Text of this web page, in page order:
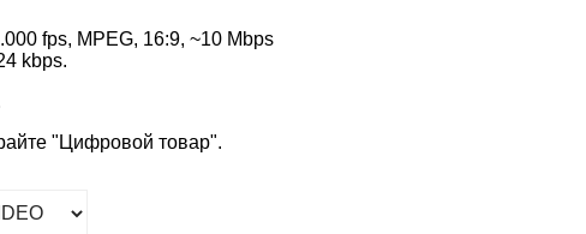
fps, MPEG, 16:9, ~10 Mbps
kbps.
"Цифровой товар".